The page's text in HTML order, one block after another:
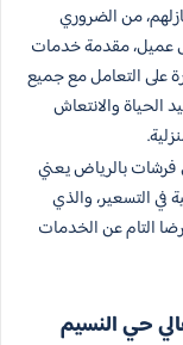
من الضروري
عميل، مقدمة خدمات
على التعامل مع جميع
الحياة والانتعاش
فرشات بالرياض يعني
في التسعير، والذي
التام عن الخدمات
حي النسيم